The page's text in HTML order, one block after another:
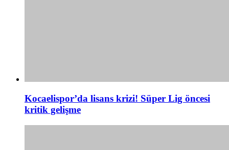
Kocaelispor’da lisans krizi! Süper Lig öncesi
kritik gelişme